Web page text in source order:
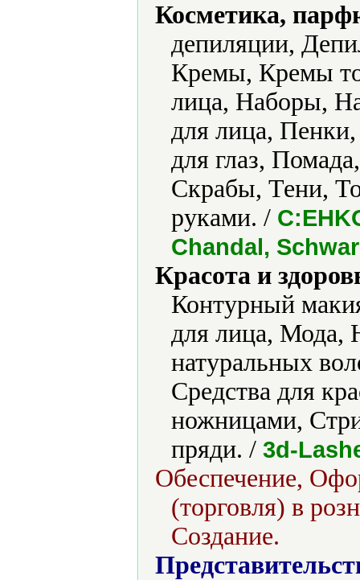
Косметика,
депиляции,
Кремы, Кремы
лица, Наборы,
для лица,
для глаз,
Скрабы, Тени,
руками. /
Chandal,
Красота и
Контурный
для лица, Мода,
натуральных
Средства для
ножницами,
пряди. / 3d-
Обеспечение,
(торговля) в
Создание.